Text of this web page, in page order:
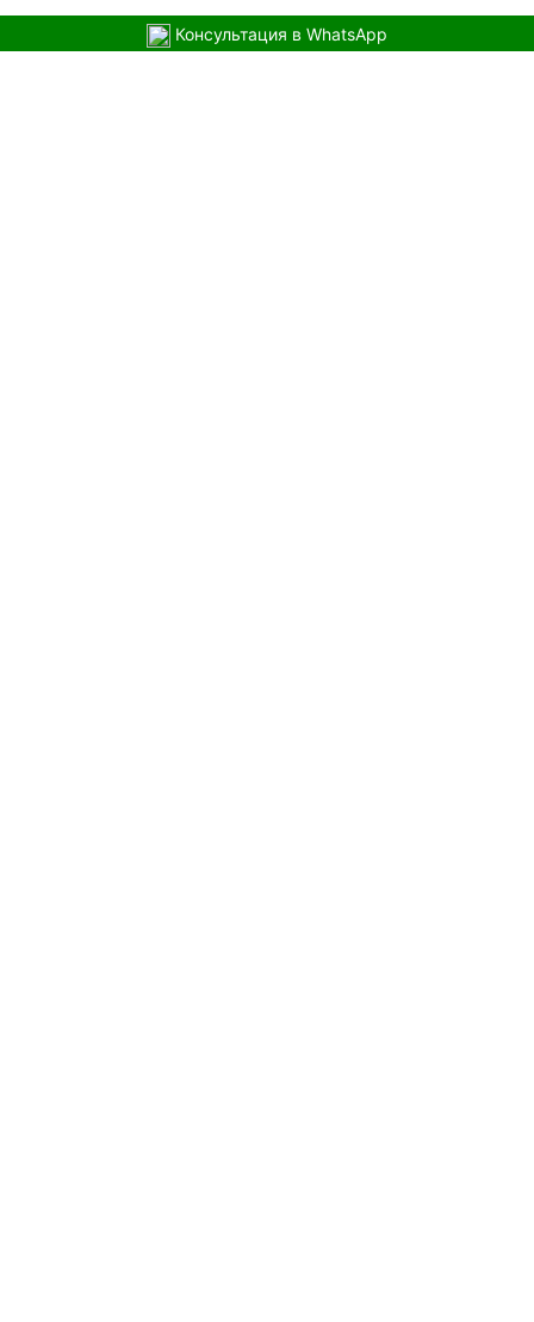
Консультация в WhatsApp